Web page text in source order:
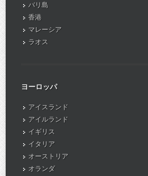
バリ島
香港
マレーシア
ラオス
ヨーロッパ
アイスランド
アイルランド
イギリス
イタリア
オーストリア
オランダ